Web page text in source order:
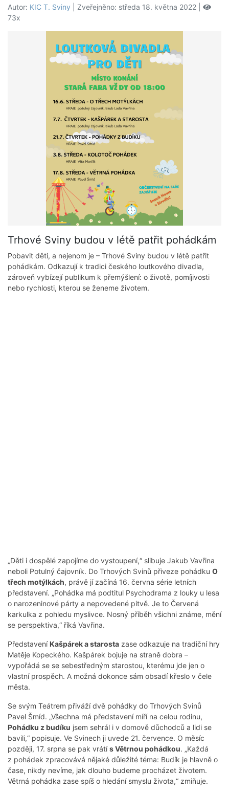
Autor: KIC T. Sviny | Zveřejněno: středa 18. května 2022 |
73x
Trhové Sviny budou v létě patřit pohádkám
Pobavit děti, a nejenom je – Trhové Sviny budou v létě patřit
pohádkám. Odkazují k tradici českého loutkového divadla,
zároveň vybízejí publikum k přemýšlení: o životě, pomíjivosti
nebo rychlosti, kterou se ženeme životem.
„Děti i dospělé zapojíme do vystoupení,“ slibuje Jakub Vavřina
neboli Potulný čajovník. Do Trhových Svinů přiveze pohádku O
třech motýlkách, právě jí začíná 16. června série letních
představení. „Pohádka má podtitul Psychodrama z louky u lesa
o narozeninové párty a nepovedené pitvě. Je to Červená
karkulka z pohledu myslivce. Nosný příběh všichni známe, mění
se perspektiva,“ říká Vavřina.
Představení Kašpárek a starosta zase odkazuje na tradiční hry
Matěje Kopeckého. Kašpárek bojuje na straně dobra –
vypořádá se se sebestředným starostou, kterému jde jen o
vlastní prospěch. A možná dokonce sám obsadí křeslo v čele
města.
Se svým Teátrem přiváží dvě pohádky do Trhových Svinů
Pavel Šmíd. „Všechna má představení míří na celou rodinu,
Pohádku z budíku jsem sehrál i v domově důchodců a lidi se
bavili,“ popisuje. Ve Svinech ji uvede 21. července. O měsíc
později, 17. srpna se pak vrátís Větrnou pohádkou. „Každá
z pohádek zpracovává nějaké důležité téma: Budík je hlavně o
čase, nikdy nevíme, jak dlouho budeme procházet životem.
Větrná pohádka zase spíš o hledání smyslu života,“ zmiňuje.